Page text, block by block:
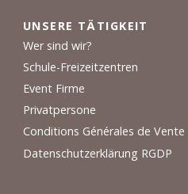
UNSERE TÄTIGKEIT
Wer sind wir?
Schule-Freizeitzentren
Event Firme
Privatpersone
Conditions Générales de Vente
Datenschutzerklärung RGDP